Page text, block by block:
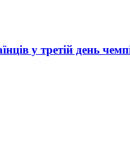
у третій день